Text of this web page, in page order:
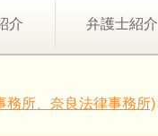
介 弁護士紹介
務所、奈良法律事務所)